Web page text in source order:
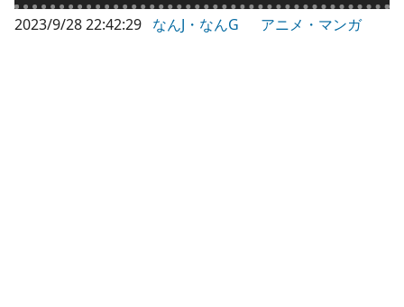
2023/9/28 22:42:29 なんJ・なんG アニメ・マンガ